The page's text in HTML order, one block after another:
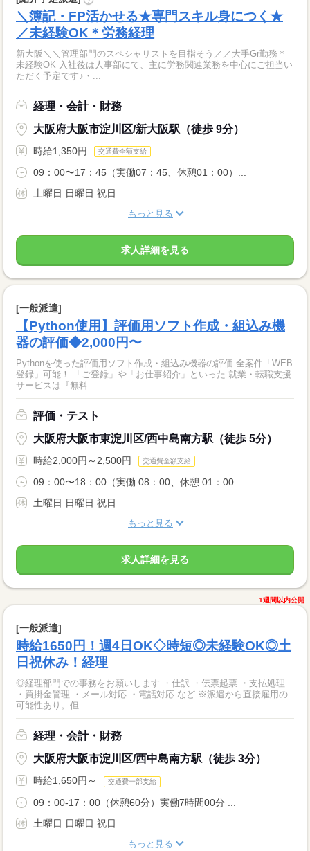
＼簿記・FP活かせる★専門スキル身につく★
／未経験OK＊労務経理
新大阪＼＼管理部門のスペシャリストを目指そう／／大手Gr勤務＊
未経験OK 入社後は人事部にて、主に労務関連業務を中心にご担当い
ただく予定です♪・...
経理・会計・財務
大阪府大阪市淀川区/新大阪駅（徒歩 9分）
時給1,350円 交通費全額支給
09：00〜17：45（実働07：45、休憩01：00）...
土曜日 日曜日 祝日
もっと見る
求人詳細を見る
[一般派遣]
【Python使用】評価用ソフト作成・組込み機
器の評価◆2,000円〜
Pythonを使った評価用ソフト作成・組込み機器の評価 全案件「WEB
登録」可能！ 「ご登録」や「お仕事紹介」といった 就業・転職支援
サービスは『無料...
評価・テスト
大阪府大阪市東淀川区/西中島南方駅（徒歩 5分）
時給2,000円～2,500円 交通費全額支給
09：00〜18：00（実働 08：00、休憩 01：00...
土曜日 日曜日 祝日
もっと見る
求人詳細を見る
1週間以内公開
[一般派遣]
時給1650円！週4日OK◇時短◎未経験OK◎土
日祝休み！経理
◎経理部門での事務をお願いします ・仕訳 ・伝票起票 ・支払処理
・買掛金管理 ・メール対応 ・電話対応 など ※派遣から直接雇用の
可能性あり。但...
経理・会計・財務
大阪府大阪市淀川区/西中島南方駅（徒歩 3分）
時給1,650円～ 交通費一部支給
09：00-17：00（休憩60分）実働7時間00分 ...
土曜日 日曜日 祝日
もっと見る